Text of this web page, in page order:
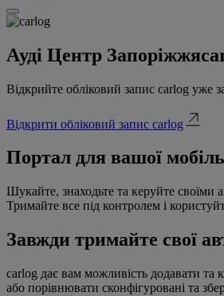
Ауді Центр Запоріжжя
Відкрийте обліковий запис carlog уже
Відкрити обліковий запис carlog
Портал для вашої
Шукайте, знаходьте та керуйте своїми
Тримайте все під контролем і
Завжди тримайте свої
carlog дає вам можливість додавати та
або порівнювати сконфігуровані та